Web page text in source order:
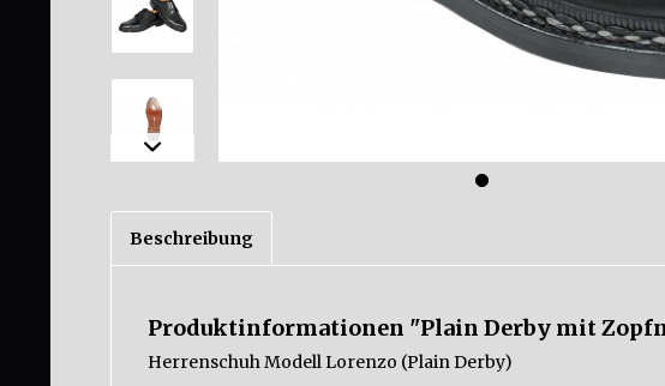
Beschreibung
Produktinformationen "Plain Derby mit
Herrenschuh Modell Lorenzo (Plain Derby)